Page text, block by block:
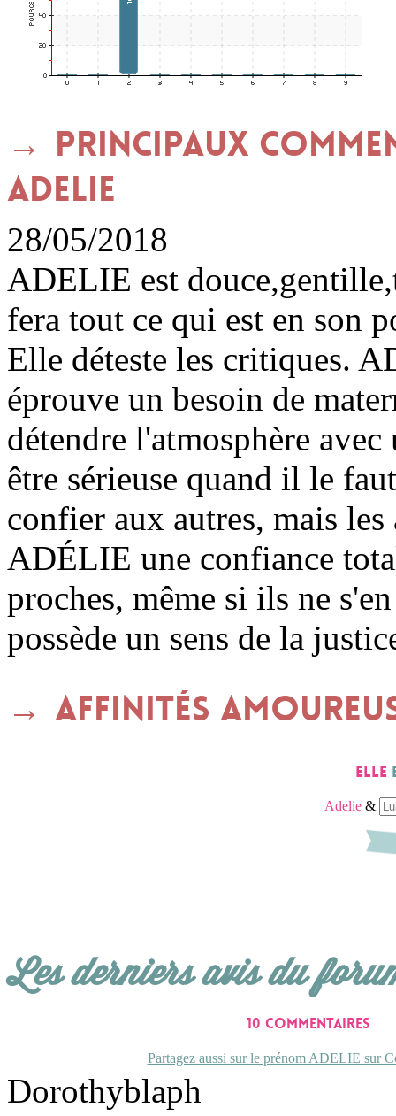
Principaux
ADELIE
28/05/2018
ADELIE est
fera tout ce qui est en son
Elle déteste les critiques.
éprouve un besoin de
détendre l'atmosphère
être sérieuse quand il le
confier aux autres, mais
ADÉLIE une confiance
proches, même si ils ne
possède un sens de la
Affinités
Elle
Adelie&
Les derniers avis du
10 commentaires
Partagez aussi sur le prénom ADELIE sur
Dorothyblaph